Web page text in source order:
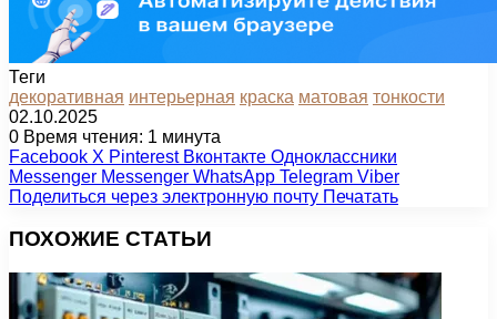
Теги
декоративная интерьерная краска матовая тонкости
02.10.2025
0 Время чтения: 1 минута
Facebook X Pinterest Вконтакте Одноклассники
Messenger Messenger WhatsApp Telegram Viber
Поделиться через электронную почту Печатать
ПОХОЖИЕ СТАТЬИ